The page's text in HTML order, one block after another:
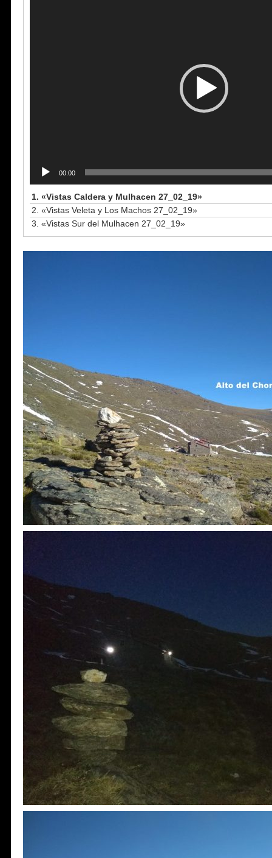
00:00
1. «Vistas Caldera y Mulhacen 27_02_19»
2. «Vistas Veleta y Los Machos 27_02_19»
3. «Vistas Sur del Mulhacen 27_02_19»